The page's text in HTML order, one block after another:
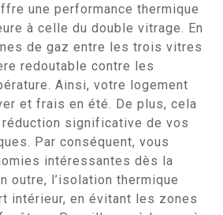
une performance thermique
à celle du double vitrage. En
de gaz entre les trois vitres
redoutable contre les
Ainsi, votre logement
et frais en été. De plus, cela
significative de vos
Par conséquent, vous
intéressantes dès la
outre, l’isolation thermique
intérieur, en évitant les zones